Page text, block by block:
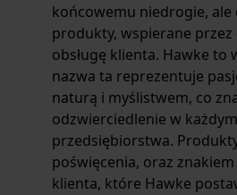
końcowemu niedrogie, ale
produkty, wspierane przez
obsługę klienta. Hawke to
nazwa ta reprezentuje
naturą i myślistwem, co
odzwierciedlenie w
przedsiębiorstwa.
poświęcenia, oraz
klienta, które Hawke